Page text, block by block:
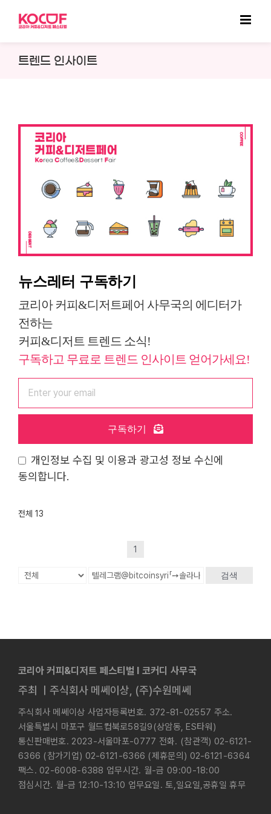
content
트렌드 인사이트
뉴스레터 구독하기
코리아 커피&디저트페어 사무국의 에디터가
전하는
커피&디저트 트렌드 소식!
구독하고 무료로 트렌드 인사이트 얻어가세요!
구독하기
개인정보 수집 및 이용과 광고성 정보 수신에
동의합니다.
전체 13
1
검색
코리아 커피&디저트 페스티벌 l 코커디 사무국
주최 ㅣ주식회사 메쎄이상, (주)수원메쎄
주식회사 메쎄이상 사업자등록번호. 372-81-02557 주소.
서울특별시 마포구 월드컵북로58길9(상암동, ES타워)
통신판매번호. 2023-서울마포-0777 전화. (참관객) 02-6121-
6366 (참가기업) 02-6121-6366 (제휴문의) 02-6121-6364
팩스. 02-6008-6388 업무시간. 월-금 09:00-18:00
점심시간. 월-금 12:10-13:10 업무요일. 토,일요일,공휴일 휴무